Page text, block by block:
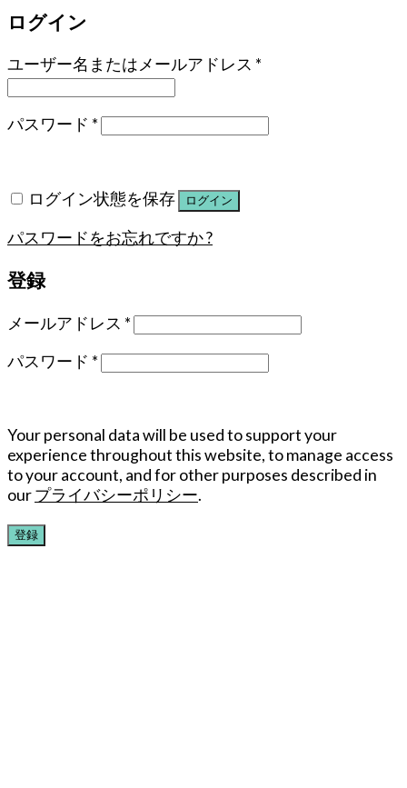
ログイン
ユーザー名またはメールアドレス *
パスワード *
ログイン状態を保存 ログイン
パスワードをお忘れですか ?
登録
メールアドレス *
パスワード *
Your personal data will be used to support your
experience throughout this website, to manage access
to your account, and for other purposes described in
ourプライバシーポリシー.
登録